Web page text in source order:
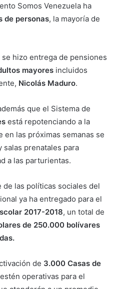
Somos Venezuela ha
de personas, la mayoría de
hizo entrega de pensiones
mayores incluidos
Nicolás Maduro.
que el Sistema de
está repotenciando a la
en las próximas semanas se
salas prenatales para
a las parturientas.
las políticas sociales del
ya ha entregado para el
2017-2018, un total de
de 250.000 bolívares
de 3.000 Casas de
operativas para el